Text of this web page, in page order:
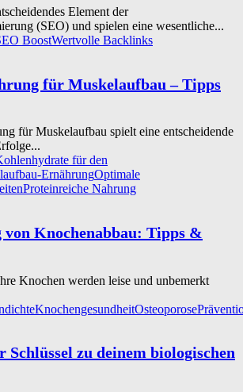
Element der
(SEO) und spielen eine wesentliche...
BoostWertvolle Backlinks
für Muskelaufbau – Tipps
für Muskelaufbau spielt eine entscheidende
für den
ErnährungOptimale
Proteinreiche Nahrung
Knochenabbau: Tipps &
Knochen werden leise und unbemerkt
KnochengesundheitOsteoporose
Schlüssel zu deinem biologischen